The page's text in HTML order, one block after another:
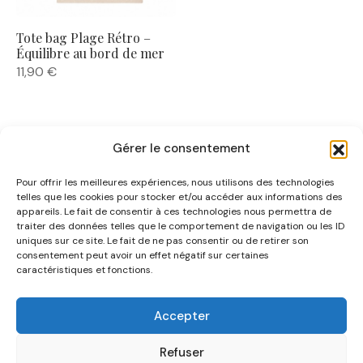
Gérer le consentement
Pour offrir les meilleures expériences, nous utilisons des technologies
telles que les cookies pour stocker et/ou accéder aux informations des
appareils. Le fait de consentir à ces technologies nous permettra de
traiter des données telles que le comportement de navigation ou les ID
uniques sur ce site. Le fait de ne pas consentir ou de retirer son
consentement peut avoir un effet négatif sur certaines
caractéristiques et fonctions.
Accepter
Refuser
Tote bag Plage Rétro –
Équilibre au bord de mer
11,90 €
NOUS CONNAÎTRE